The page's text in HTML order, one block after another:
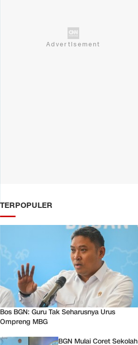
TERPOPULER
Bos BGN: Guru Tak Seharusnya Urus
Ompreng MBG
BGN Mulai Coret Sekolah